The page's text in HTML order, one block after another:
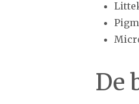
De